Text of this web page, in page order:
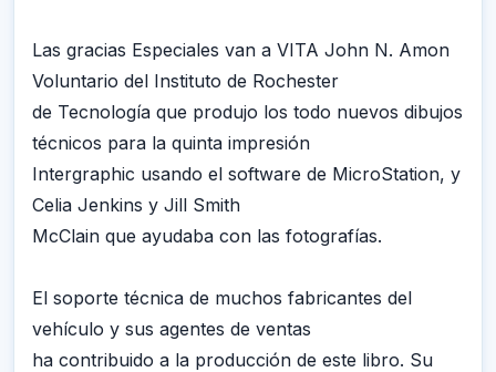
Las gracias Especiales van a VITA John N. Amon
Voluntario del Instituto de Rochester
de Tecnología que produjo los todo nuevos dibujos
técnicos para la quinta impresión
Intergraphic usando el software de MicroStation, y
Celia Jenkins y Jill Smith
McClain que ayudaba con las fotografías.
El soporte técnica de muchos fabricantes del
vehículo y sus agentes de ventas
ha contribuido a la producción de este libro. Su